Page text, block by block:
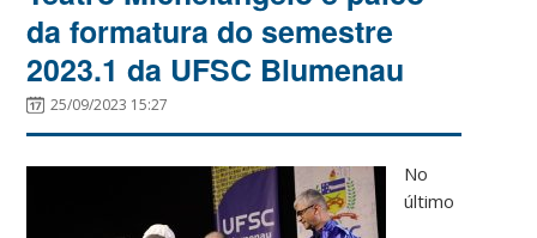
da formatura do semestre
2023.1 da UFSC Blumenau
25/09/2023 15:27
No
último